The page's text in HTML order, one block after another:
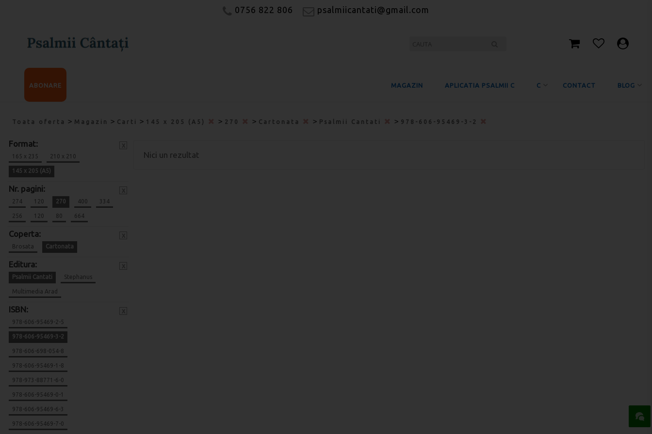
0756 822 806 psalmiicantati@gmail.com
MAGAZIN APLICATIA PSALMII C C CONTACT BLOG
ABONARE
Toata oferta > Magazin > Carti > 145 x 205 (A5) > 270 > Cartonata > Psalmii Cantati > 978-606-95469-3-2
Format:
165 x 235 210 x 210
145 x 205 (A5)
Nr. pagini:
274 120 270 400 334
256 120 80 664
Coperta:
Brosata Cartonata
Editura:
Psalmii Cantati Stephanus
Multimedia Arad
ISBN:
978-606-95469-2-5
978-606-95469-3-2
978-606-698-054-8
978-606-95469-1-8
978-973-88771-6-0
978-606-95469-0-1
978-606-95469-6-3
978-606-95469-7-0
Nici un rezultat